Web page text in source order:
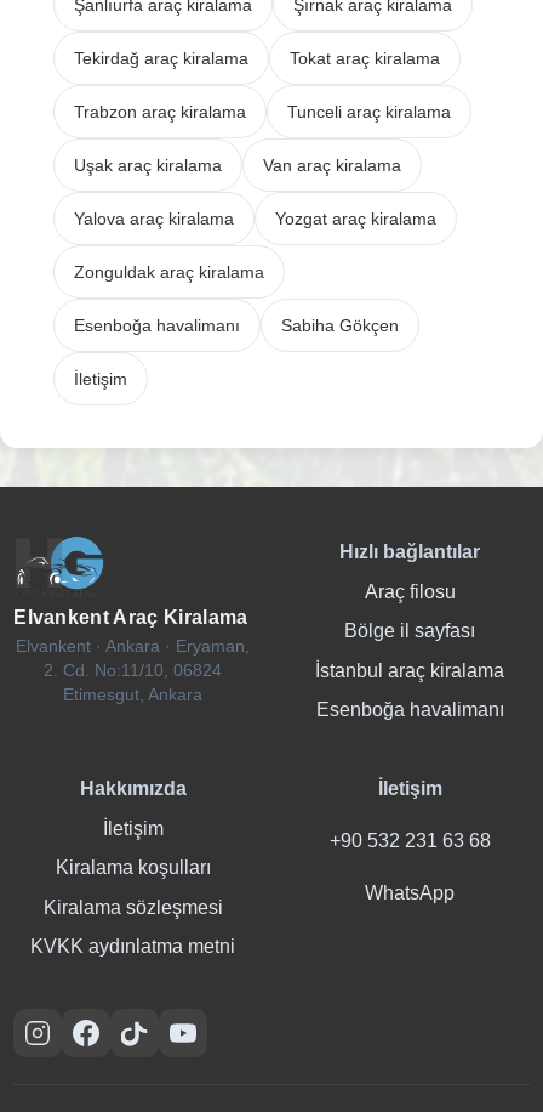
Şanlıurfa araç kiralama Şırnak araç kiralama
Tekirdağ araç kiralama Tokat araç kiralama
Trabzon araç kiralama Tunceli araç kiralama
Uşak araç kiralama Van araç kiralama
Yalova araç kiralama Yozgat araç kiralama
Zonguldak araç kiralama
Esenboğa havalimanı Sabiha Gökçen
İletişim
Elvankent Araç Kiralama
Elvankent · Ankara · Eryaman,
2. Cd. No:11/10, 06824
Etimesgut, Ankara
Hızlı bağlantılar
Araç filosu
Bölge il sayfası
İstanbul araç kiralama
Esenboğa havalimanı
Hakkımızda
İletişim
Kiralama koşulları
Kiralama sözleşmesi
KVKK aydınlatma metni
İletişim
+90 532 231 63 68
WhatsApp
InstagramFacebook
TikTokYouTube